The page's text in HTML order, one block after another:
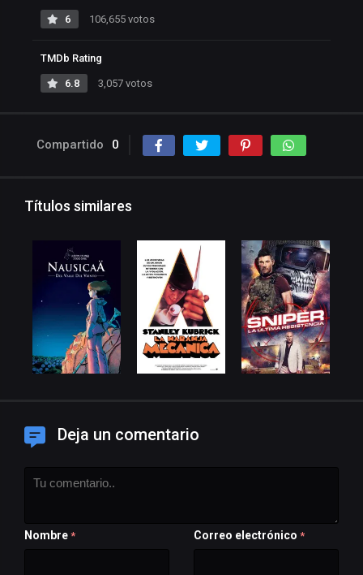
6 106,655 votos
TMDb Rating
6.8 3,057 votos
Compartido 0
Títulos similares
Deja un comentario
Nombre * Correo electrónico *